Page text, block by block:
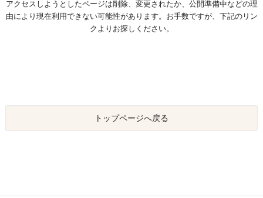
アクセスしようとしたページは削除、変更されたか、公開準備中などの理
由により現在利用できない可能性があります。お手数ですが、下記のリン
クよりお探しください。
トップページへ戻る